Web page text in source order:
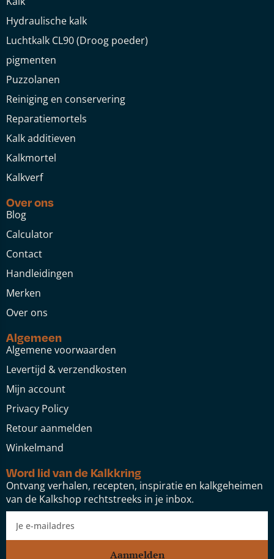
Hydraulische kalk
Luchtkalk CL90 (Droog poeder)
pigmenten
Puzzolanen
Reiniging en conservering
Reparatiemortels
Kalk additieven
Kalkmortel
Kalkverf
Over ons
Blog
Calculator
Contact
Handleidingen
Merken
Over ons
Algemeen
Algemene voorwaarden
Levertijd & verzendkosten
Mijn account
Privacy Policy
Retour aanmelden
Winkelmand
Word lid van de Kalkkring
Ontvang verhalen, recepten, inspiratie en kalkgeheimen
van de Kalkshop rechtstreeks in je inbox.
Aanmelden